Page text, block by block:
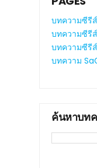
บทความซีรี
บทความซีรี
บทความซีรี
บทความ
ค้นหาบท